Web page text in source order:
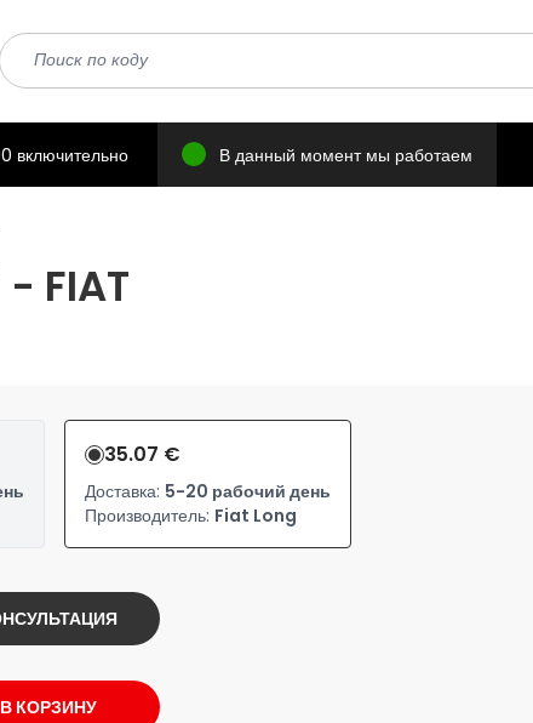
включительно В данный момент мы работаем
FIAT
35.07 €
Доставка: 5-20 рабочий день
Производитель: Fiat Long
В КОРЗИНУ